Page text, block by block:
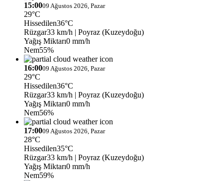
15:0009 Ağustos 2026, Pazar
29°C
Hissedilen36°C
Rüzgar33 km/h | Poyraz (Kuzeydoğu)
Yağış Miktarı0 mm/h
Nem55%
16:0009 Ağustos 2026, Pazar
29°C
Hissedilen36°C
Rüzgar33 km/h | Poyraz (Kuzeydoğu)
Yağış Miktarı0 mm/h
Nem56%
17:0009 Ağustos 2026, Pazar
28°C
Hissedilen35°C
Rüzgar33 km/h | Poyraz (Kuzeydoğu)
Yağış Miktarı0 mm/h
Nem59%